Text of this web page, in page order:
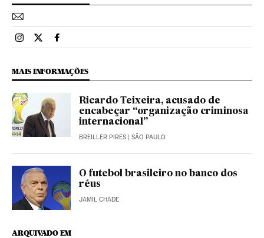
Esportes El País Brasil en Instagram
Esportes El País Brasil en Twitter
Esportes El País Brasil en Facebook
MAIS INFORMAÇÕES
Ricardo Teixeira, acusado de
encabeçar “organização criminosa
internacional”
BREILLER PIRES | SÃO PAULO
O futebol brasileiro no banco dos
réus
JAMIL CHADE
ARQUIVADO EM